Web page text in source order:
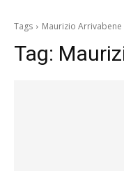
Tags Maurizio Arrivabene
Tag: